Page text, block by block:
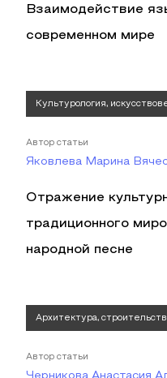
Взаимодействие
современном мире
Культурология,
Автор статьи
Яковлева Марина
Отражение
традиционного
народной песне
Архитектура,
Автор статьи